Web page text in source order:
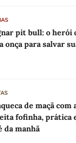
pit bull: o herói
onça para salvar
de maçã
fofinha, prática
da manhã